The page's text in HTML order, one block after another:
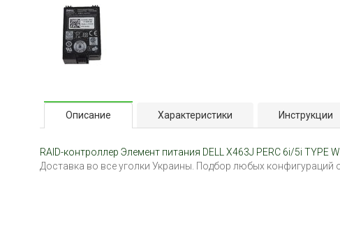
Описание Характеристики Инструкции
RAID-контроллер Элемент питания DELL X463J PERC 6i/5i TYPE
Доставка во все уголки Украины. Подбор любых конфигураций